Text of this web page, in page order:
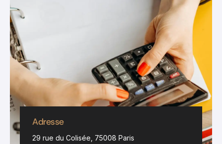
Adresse
29 rue du Colisée, 75008 Paris